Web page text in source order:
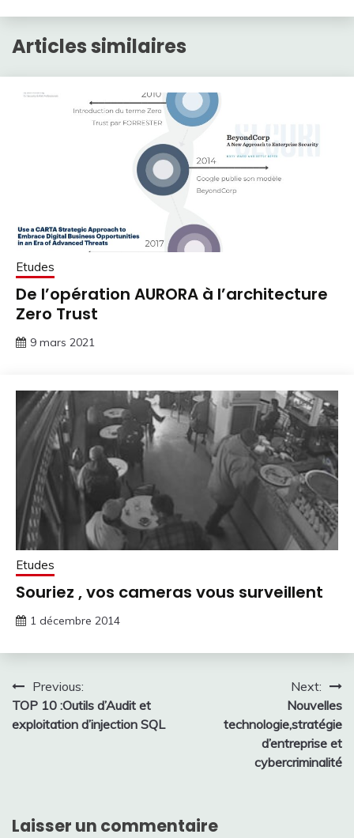
Articles similaires
Etudes
De l’opération AURORA à l’architecture
Zero Trust
9 mars 2021
Etudes
Souriez , vos cameras vous surveillent
1 décembre 2014
Navigation
de
Previous:
TOP 10 :Outils d’Audit et
exploitation d’injection SQL
Next:
Nouvelles
technologie,stratégie
d’entreprise et
cybercriminalité
Laisser un commentaire